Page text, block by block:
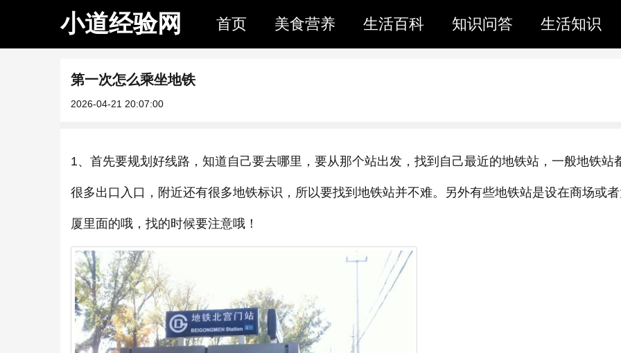
小道经验网 首页 美食营养 生活百科 知识问答 生活知识
第一次怎么乘坐地铁
2026-04-21 20:07:00
1、首先要规划好线路，知道自己要去哪里，要从那个站出发，找到自己最近的地铁站，一般地铁站
很多出口入口，附近还有很多地铁标识，所以要找到地铁站并不难。另外有些地铁站是设在商场或
厦里面的哦，找的时候要注意哦！